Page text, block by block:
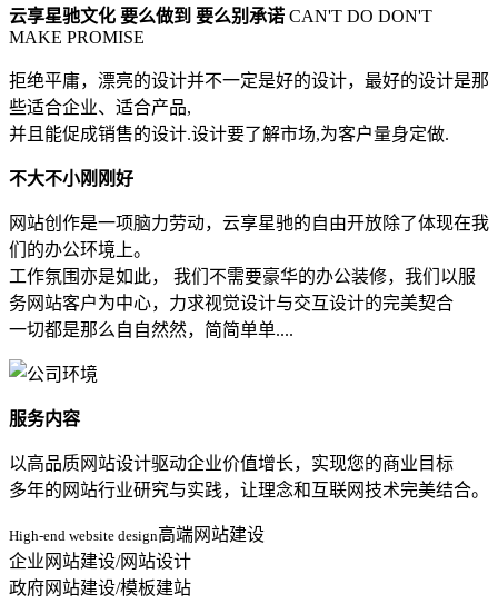
云享星驰文化 要么做到 要么别承诺 CAN'T DO DON'T
MAKE PROMISE
拒绝平庸，漂亮的设计并不一定是好的设计，最好的设计是那
些适合企业、适合产品,
并且能促成销售的设计.设计要了解市场,为客户量身定做.
不大不小刚刚好
网站创作是一项脑力劳动，云享星驰的自由开放除了体现在我
们的办公环境上。
工作氛围亦是如此， 我们不需要豪华的办公装修，我们以服
务网站客户为中心，力求视觉设计与交互设计的完美契合
一切都是那么自自然然，简简单单....
服务内容
以高品质网站设计驱动企业价值增长，实现您的商业目标
多年的网站行业研究与实践，让理念和互联网技术完美结合。
High-end website design高端网站建设
企业网站建设/网站设计
政府网站建设/模板建站